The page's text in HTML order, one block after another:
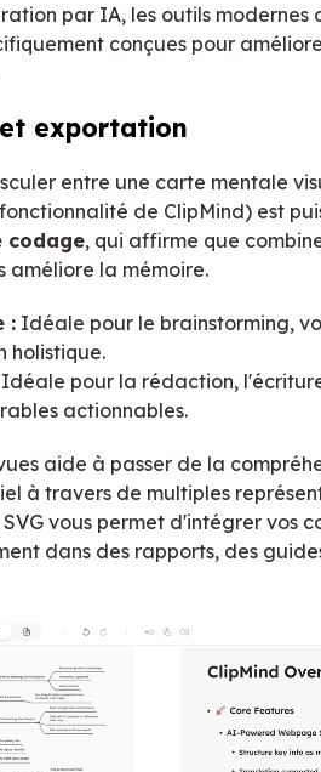
par IA, les outils modernes
conçues pour
exportation
entre une carte mentale
de ClipMind) est
codage, qui affirme que
améliore la mémoire.
: Idéale pour le brainstorming,
holistique.
Idéale pour la rédaction,
actionnables.
aide à passer de la
à travers de multiples
vous permet d'intégrer vos
dans des rapports, des